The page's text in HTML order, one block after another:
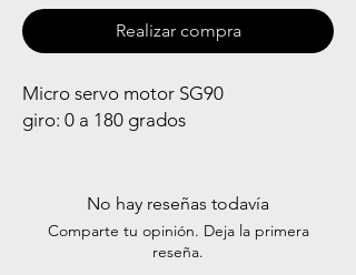
Realizar compra
Micro servo motor SG90
giro: 0 a 180 grados
No hay reseñas todavía
Comparte tu opinión. Deja la primera
reseña.